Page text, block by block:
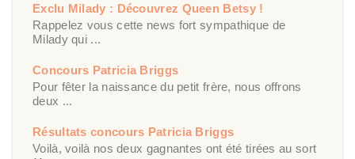
Exclu Milady : Découvrez Queen Betsy !
Rappelez vous cette news fort sympathique de
Milady qui ...
Concours Patricia Briggs
Pour fêter la naissance du petit frère, nous offrons
deux ...
Résultats concours Patricia Briggs
Voilà, voilà nos deux gagnantes ont été tirées au sort